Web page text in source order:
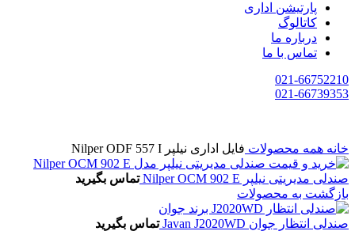
پارتیشن اداری
کاتالوگ
درباره ما
تماس با ما
021-66752210
021-66739353
خانه همه محصولات فایل اداری نیلپر Nilper ODF 557 I
صندلی مدیریتی نیلپر Nilper OCM 902 E
تماس بگیرید
بازگشت به محصولات
صندلی انتظار جوان Javan J2020WD تماس بگیرید